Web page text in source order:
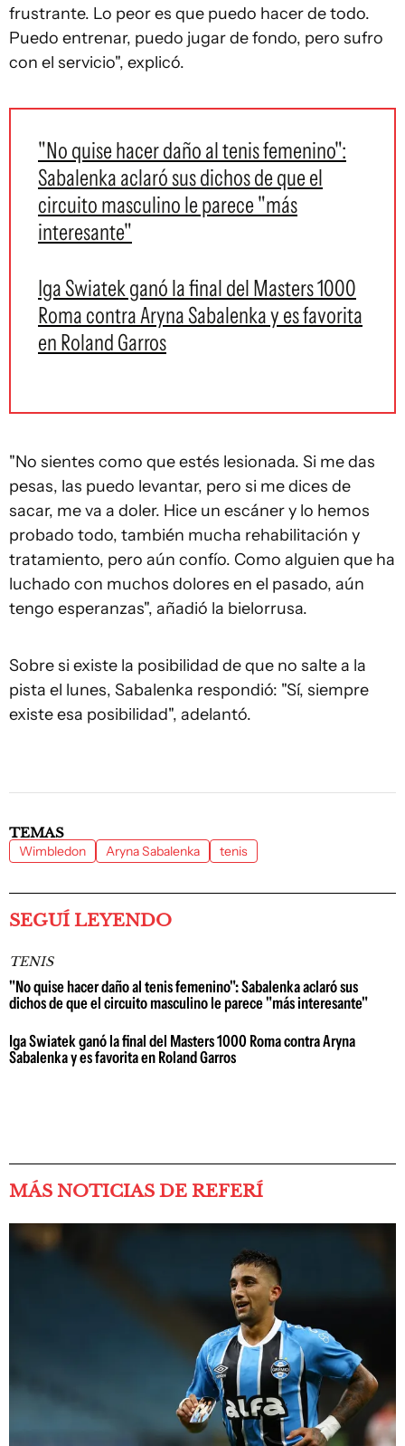
frustrante. Lo peor es que puedo hacer de todo.
Puedo entrenar, puedo jugar de fondo, pero sufro
con el servicio", explicó.
"No quise hacer daño al tenis femenino":
Sabalenka aclaró sus dichos de que el
circuito masculino le parece "más
interesante"
Iga Swiatek ganó la final del Masters 1000
Roma contra Aryna Sabalenka y es favorita
en Roland Garros
"No sientes como que estés lesionada. Si me das
pesas, las puedo levantar, pero si me dices de
sacar, me va a doler. Hice un escáner y lo hemos
probado todo, también mucha rehabilitación y
tratamiento, pero aún confío. Como alguien que ha
luchado con muchos dolores en el pasado, aún
tengo esperanzas", añadió la bielorrusa.
Sobre si existe la posibilidad de que no salte a la
pista el lunes, Sabalenka respondió: "Sí, siempre
existe esa posibilidad", adelantó.
TEMAS
Wimbledon Aryna Sabalenka tenis
SEGUÍ LEYENDO
TENIS
"No quise hacer daño al tenis femenino": Sabalenka aclaró sus
dichos de que el circuito masculino le parece "más interesante"
Iga Swiatek ganó la final del Masters 1000 Roma contra Aryna
Sabalenka y es favorita en Roland Garros
MÁS NOTICIAS DE REFERÍ